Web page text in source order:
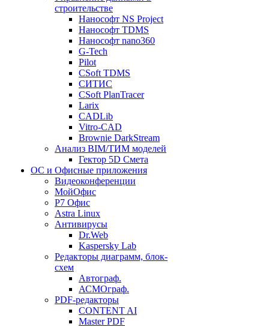
строительстве
Нанософт NS Project
Нанософт TDMS
Нанософт nano360
G-Tech
Pilot
CSoft TDMS
СИТИС
CSoft PlanTracer
Larix
CADLib
Vitro-CAD
Brownie DarkStream
Анализ BIM/ТИМ моделей
Гектор 5D Смета
ОС и Офисные приложения
Видеоконференции
МойОфис
P7 Офис
Astra Linux
Антивирусы
Dr.Web
Kaspersky Lab
Редакторы диаграмм, блок-
схем
Автограф.
АСМОграф.
PDF-редакторы
CONTENT AI
Master PDF